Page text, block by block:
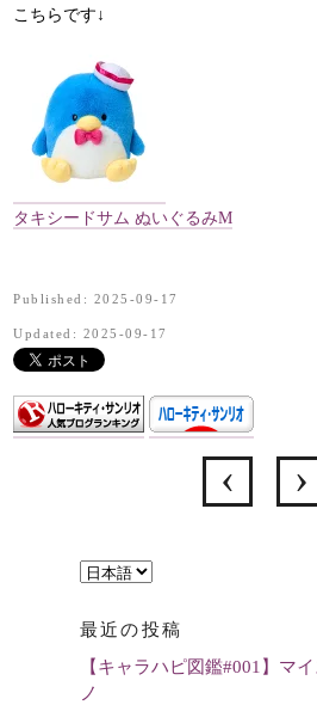
こちらです↓
タキシードサム ぬいぐるみM
Published: 2025-09-17
Updated: 2025-09-17
言
を
選
最近の投稿
【キャラハピ図鑑#001】マ
ノ